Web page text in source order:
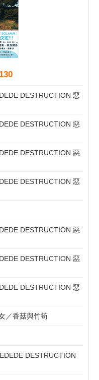
DESTRUCTION 惡
DESTRUCTION 惡
DESTRUCTION 惡
DESTRUCTION 惡
DESTRUCTION 惡
DESTRUCTION 惡
DESTRUCTION 惡
／香菇與竹筍
DESTRUCTION